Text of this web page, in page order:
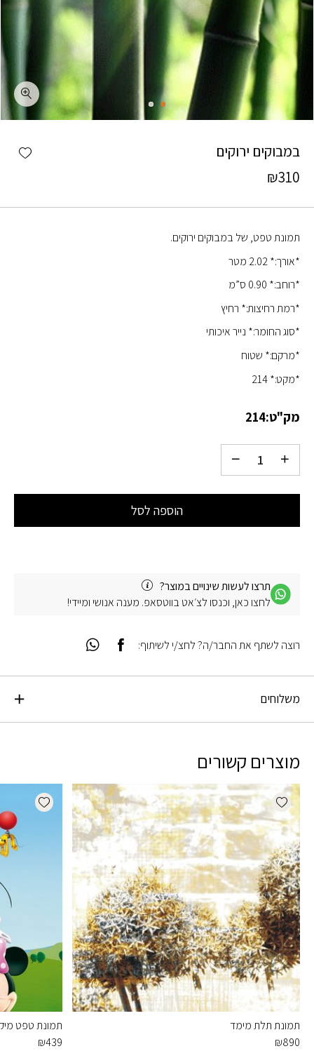
במבוקים ירוקים
₪310
תמונת טפט, של במבוקים ירוקים.
*אורך:* 2.02 מטר
*רוחב:* 0.90 ס”מ
*רמת רחיצות:* רחיץ
*סוג החומר:* נייר איכותי
*מרקם:* שטוח
*מקט:* 214
מק"ט:214
הוספה לסל
תרצו לעשות שינויים במוצר?
לחצו כאן, וכנסו לצ׳אט בווטסאפ. מענה אנושי ומיידי!
משלוחים
רוצה לשתף את החבר/ה? לחצ/י לשיתוף:
מוצרים קשורים
Add wishlist
תמונת תלת מימד
₪890
wishlist
תמונת טפט
₪439